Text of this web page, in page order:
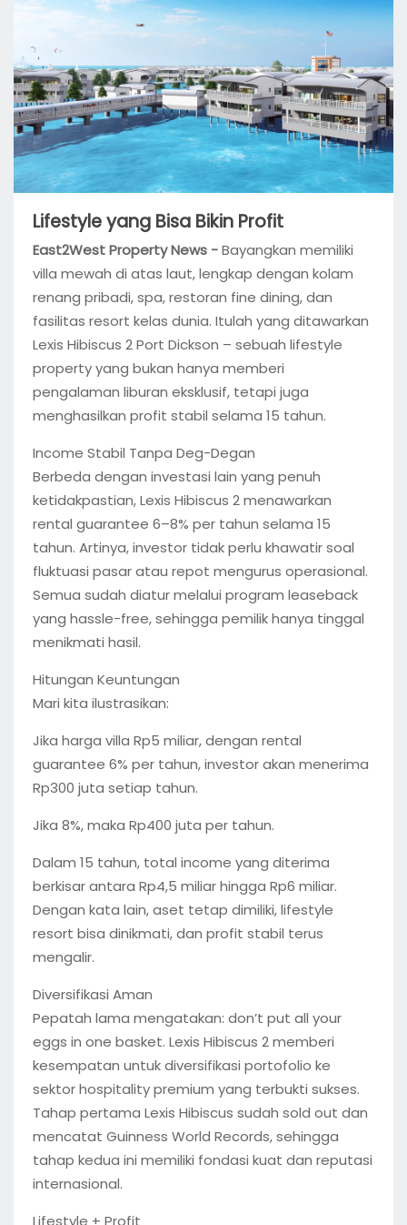
Lifestyle yang Bisa Bikin Profit
East2West Property News -Bayangkan memiliki
villa mewah di atas laut, lengkap dengan kolam
renang pribadi, spa, restoran fine dining, dan
fasilitas resort kelas dunia. Itulah yang ditawarkan
Lexis Hibiscus 2 Port Dickson – sebuah lifestyle
property yang bukan hanya memberi
pengalaman liburan eksklusif, tetapi juga
menghasilkan profit stabil selama 15 tahun.
Income Stabil Tanpa Deg-Degan
Berbeda dengan investasi lain yang penuh
ketidakpastian, Lexis Hibiscus 2 menawarkan
rental guarantee 6–8% per tahun selama 15
tahun. Artinya, investor tidak perlu khawatir soal
fluktuasi pasar atau repot mengurus operasional.
Semua sudah diatur melalui program leaseback
yang hassle-free, sehingga pemilik hanya tinggal
menikmati hasil.
Hitungan Keuntungan
Mari kita ilustrasikan:
Jika harga villa Rp5 miliar, dengan rental
guarantee 6% per tahun, investor akan menerima
Rp300 juta setiap tahun.
Jika 8%, maka Rp400 juta per tahun.
Dalam 15 tahun, total income yang diterima
berkisar antara Rp4,5 miliar hingga Rp6 miliar.
Dengan kata lain, aset tetap dimiliki, lifestyle
resort bisa dinikmati, dan profit stabil terus
mengalir.
Diversifikasi Aman
Pepatah lama mengatakan: don’t put all your
eggs in one basket. Lexis Hibiscus 2 memberi
kesempatan untuk diversifikasi portofolio ke
sektor hospitality premium yang terbukti sukses.
Tahap pertama Lexis Hibiscus sudah sold out dan
mencatat Guinness World Records, sehingga
tahap kedua ini memiliki fondasi kuat dan reputasi
internasional.
Lifestyle + Profit